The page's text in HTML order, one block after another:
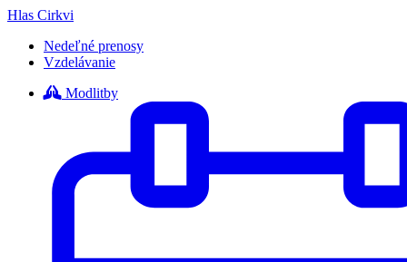
Hlas Cirkvi
Nedeľné prenosy
Vzdelávanie
Modlitby